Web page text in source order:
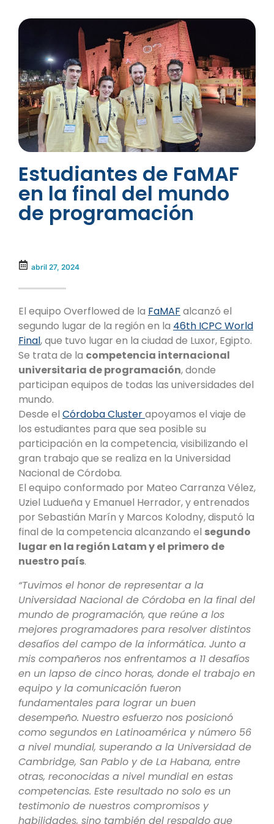
abril 27, 2024
El equipo Overflowed de la FaMAF alcanzó el
segundo lugar de la región en la 46th ICPC World
Final, que tuvo lugar en la ciudad de Luxor, Egipto.
Se trata de la competencia internacional
universitaria de programación, donde
participan equipos de todas las universidades del
mundo.
Desde el Córdoba Clusterapoyamos el viaje de
los estudiantes para que sea posible su
participación en la competencia, visibilizando el
gran trabajo que se realiza en la Universidad
Nacional de Córdoba.
El equipo conformado por Mateo Carranza Vélez,
Uziel Ludueña y Emanuel Herrador, y entrenados
por Sebastián Marín y Marcos Kolodny, disputó la
final de la competencia alcanzando el segundo
lugar en la región Latam y el primero de
nuestro país.
“Tuvimos el honor de representar a la
Universidad Nacional de Córdoba en la final del
mundo de programación, que reúne a los
mejores programadores para resolver distintos
desafíos del campo de la informática. Junto a
mis compañeros nos enfrentamos a 11 desafíos
en un lapso de cinco horas, donde el trabajo en
equipo y la comunicación fueron
fundamentales para lograr un buen
desempeño. Nuestro esfuerzo nos posicionó
como segundos en Latinoamérica y número 56
a nivel mundial, superando a la Universidad de
Cambridge, San Pablo y de La Habana, entre
otras, reconocidas a nivel mundial en estas
competencias. Este resultado no solo es un
testimonio de nuestros compromisos y
habilidades, sino también del respaldo que
Estudiantes de FaMAF
en la final del mundo
de programación